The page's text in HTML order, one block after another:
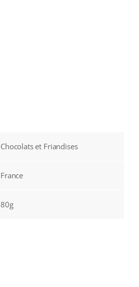
Chocolats et Friandises
France
80g